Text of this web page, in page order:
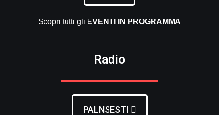
Scopri tutti gli EVENTI IN PROGRAMMA
Radio
PALNSESTI